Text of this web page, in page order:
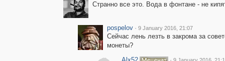
Странно все это. Вода в фонтане - не
pospelov · 9 January 2016, 21:07
Сейчас лень лезть в закрома за
монеты?